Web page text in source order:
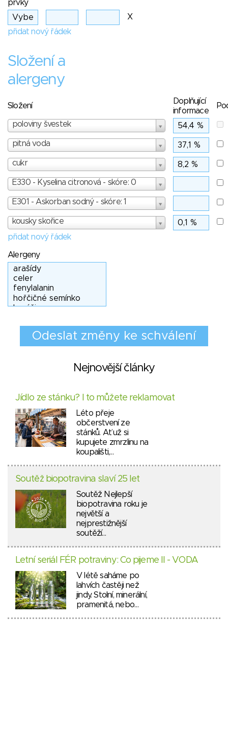
prvky
X
přidat nový řádek
Složení a
alergeny
Složení
Doplňující
informace
poloviny švestek
pitná voda
cukr
E330 - Kyselina citronová - skóre: 0
E301 - Askorban sodný - skóre: 1
kousky skořice
přidat nový řádek
Alergeny
Nejnovější články
Jídlo ze stánku? I to můžete reklamovat
Léto přeje
občerstvení ze
stánků. Ať už si
kupujete zmrzlinu na
koupališti,…
Soutěž biopotravina slaví 25 let
Soutěž Nejlepší
biopotravina roku je
největší a
nejprestižnější
soutěží…
Letní seriál FÉR potraviny: Co pijeme II - VODA
V létě saháme po
lahvích častěji než
jindy. Stolní, minerální,
pramenitá, nebo…